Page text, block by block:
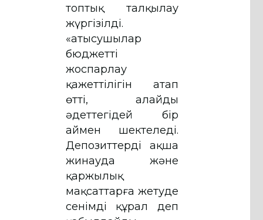
топтық талқылау
жүргізілді.
«Қатысушылар
бюджетті
жоспарлау
қажеттілігін атап
өтті, алайды
әдеттегідей бір
аймен шектеледі.
Депозиттерді ақша
жинауда және
қаржылық
мақсаттарға жетуде
сенімді құрал деп